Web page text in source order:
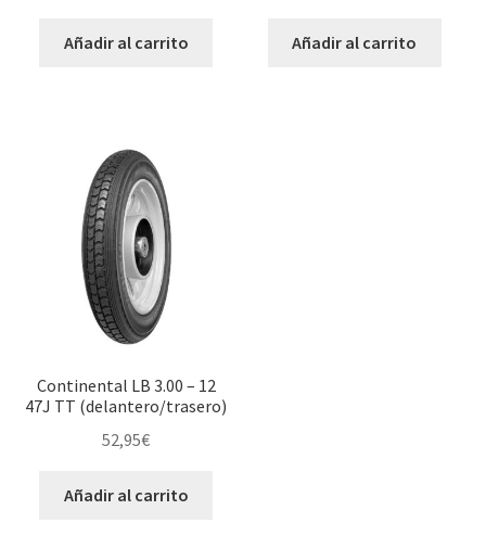
Añadir al carrito Añadir al carrito
Continental LB 3.00 – 12
47J TT (delantero/trasero)
52,95€
Añadir al carrito